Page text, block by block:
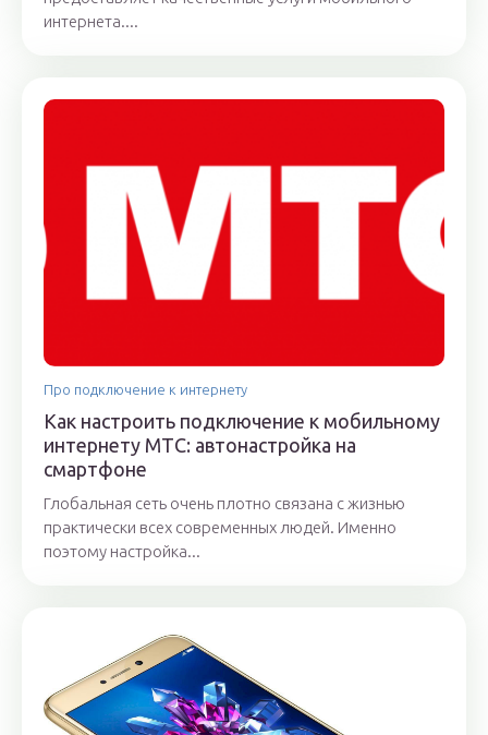
интернета....
Про подключение к интернету
Как настроить подключение к мобильному
интернету МТС: автонастройка на
смартфоне
Глобальная сеть очень плотно связана с жизнью
практически всех современных людей. Именно
поэтому настройка...